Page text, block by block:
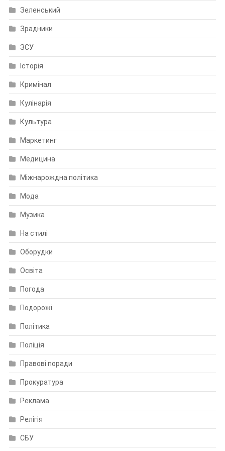
Зеленський
Зрадники
ЗСУ
Історія
Кримінал
Кулінарія
Культура
Маркетинг
Медицина
Міжнарождна політика
Мода
Музика
На стилі
Оборудки
Освіта
Погода
Подорожі
Політика
Поліція
Правові поради
Прокуратура
Реклама
Релігія
СБУ